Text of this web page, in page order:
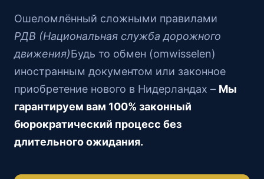
Ошеломлённый сложными правилами
РДВ (Национальная служба дорожного
движения)Будь то обмен (omwisselen)
иностранным документом или законное
приобретение нового в Нидерландах – Мы
гарантируем вам 100% законный
бюрократический процесс без
длительного ожидания.